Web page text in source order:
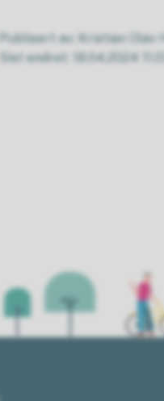
Publisert av Kristian Olav
Sist endret
18.04.2024 11.03